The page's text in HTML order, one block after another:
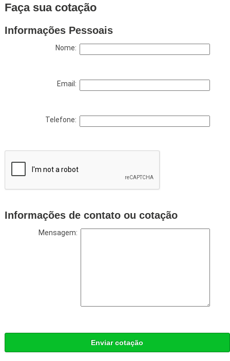
Faça sua cotação
Informações Pessoais
Nome:
Email:
Telefone:
Informações de contato ou cotação
Mensagem:
Enviar cotação